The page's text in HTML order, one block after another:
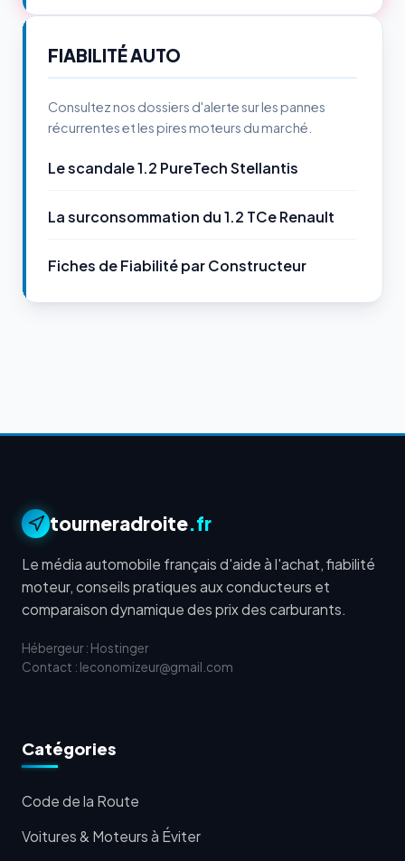
FIABILITÉ AUTO
Consultez nos dossiers d'alerte sur les pannes
récurrentes et les pires moteurs du marché.
Le scandale 1.2 PureTech Stellantis
La surconsommation du 1.2 TCe Renault
Fiches de Fiabilité par Constructeur
tourneradroite.fr
Le média automobile français d'aide à l'achat, fiabilité
moteur, conseils pratiques aux conducteurs et
comparaison dynamique des prix des carburants.
Hébergeur : Hostinger
Contact : leconomizeur@gmail.com
Catégories
Code de la Route
Voitures & Moteurs à Éviter